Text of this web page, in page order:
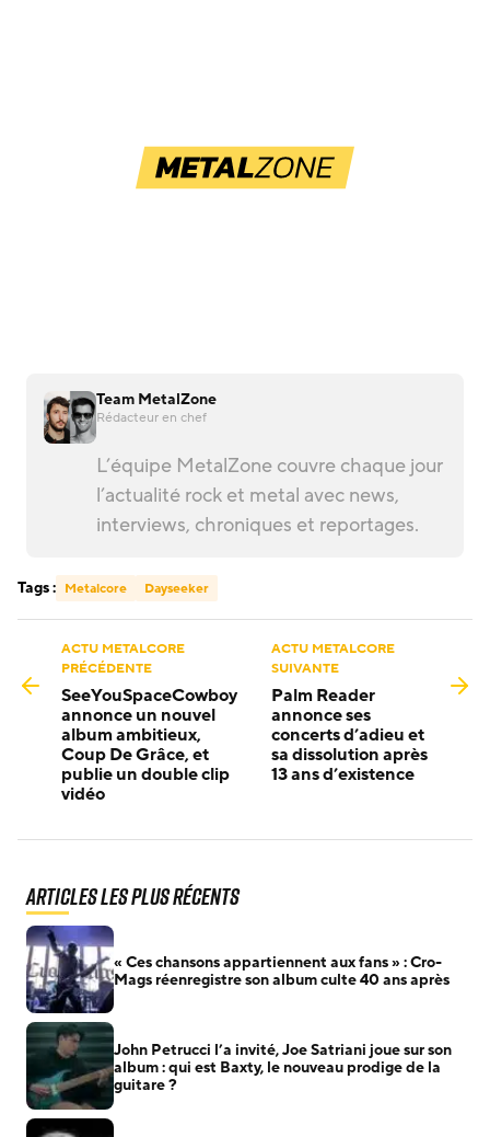
Team MetalZone
Rédacteur en chef
L’équipe MetalZone couvre chaque jour
l’actualité rock et metal avec news,
interviews, chroniques et reportages.
Tags : Metalcore Dayseeker
ACTU METALCORE
PRÉCÉDENTE
SeeYouSpaceCowboy
annonce un nouvel
album ambitieux,
Coup De Grâce, et
publie un double clip
vidéo
ACTU METALCORE
SUIVANTE
Palm Reader
annonce ses
concerts d’adieu et
sa dissolution après
13 ans d’existence
Articles les plus récents
« Ces chansons appartiennent aux fans » : Cro-
Mags réenregistre son album culte 40 ans après
John Petrucci l’a invité, Joe Satriani joue sur son
album : qui est Baxty, le nouveau prodige de la
guitare ?